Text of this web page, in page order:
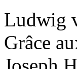
Ludwig
Grâce